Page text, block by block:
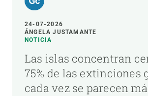
24-07-2026
ÁNGELA JUSTAMANTE
NOTICIA
Las islas concentran
75% de las extinciones
cada vez se parecen